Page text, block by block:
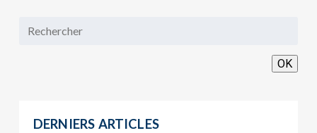
OK
DERNIERS ARTICLES